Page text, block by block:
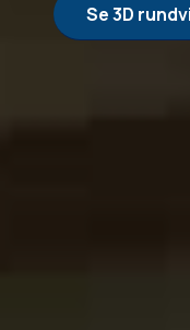
Se 3D